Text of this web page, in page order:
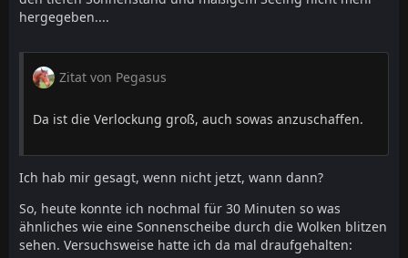
hergegeben....
Zitat von Pegasus
Da ist die Verlockung groß, auch sowas anzuschaffen.
Ich hab mir gesagt, wenn nicht jetzt, wann dann?
So, heute konnte ich nochmal für 30 Minuten so was
ähnliches wie eine Sonnenscheibe durch die Wolken blitzen
sehen. Versuchsweise hatte ich da mal draufgehalten: